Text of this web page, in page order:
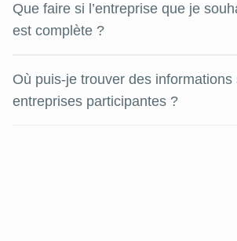
Que faire si l’entreprise que je
est complète ?
Où puis-je trouver des informations
entreprises participantes ?